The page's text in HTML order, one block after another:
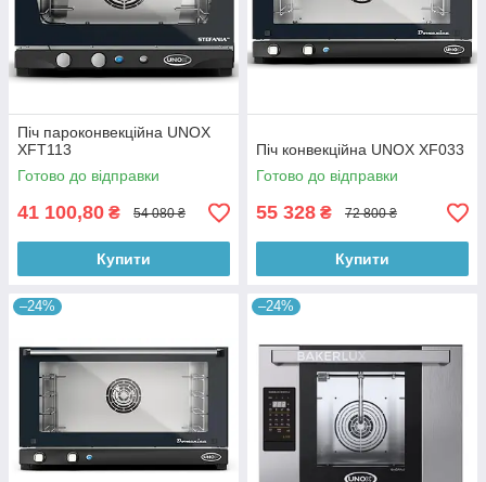
Піч пароконвекційна UNOX
XFT113
Готово до відправки
41 100,80 ₴ 54 080 ₴
Купити
Піч конвекційна UNOX XF033
Готово до відправки
55 328 ₴ 72 800 ₴
Купити
–24% –24%